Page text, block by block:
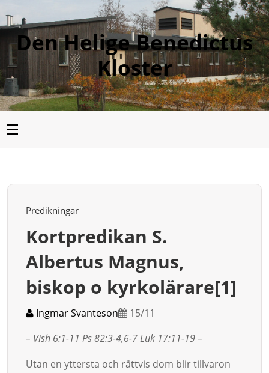
Den Helige Benedictus
Kloster
Predikningar
Kortpredikan S.
Albertus Magnus,
biskop o kyrkolärare[1]
Ingmar Svanteson
15/11
– Vish 6:1-11 Ps 82:3-4,6-7 Luk 17:11-19 –
Utan en yttersta och rättvis dom blir tillvaron